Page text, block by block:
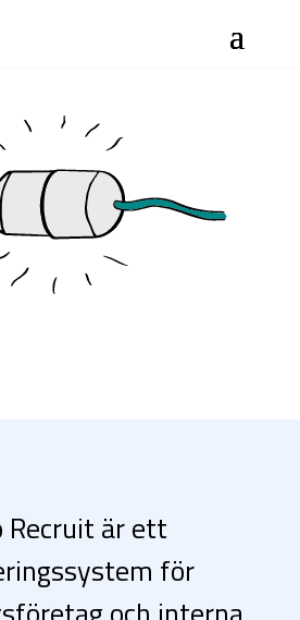
Recruit är ett
för